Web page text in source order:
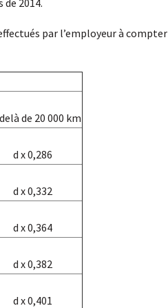
par l’employeur à compter
de 20 000 km
d x 0,286
d x 0,332
d x 0,364
d x 0,382
d x 0,401